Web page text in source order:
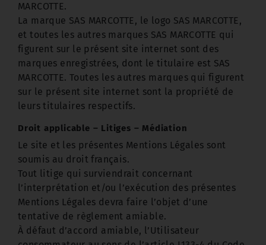
MARCOTTE.
La marque SAS MARCOTTE, le logo SAS MARCOTTE,
et toutes les autres marques SAS MARCOTTE qui
figurent sur le présent site internet sont des
marques enregistrées, dont le titulaire est SAS
MARCOTTE. Toutes les autres marques qui figurent
sur le présent site internet sont la propriété de
leurs titulaires respectifs.
Droit applicable – Litiges – Médiation
Le site et les présentes Mentions Légales sont
soumis au droit français.
Tout litige qui surviendrait concernant
l’interprétation et/ou l’exécution des présentes
Mentions Légales devra faire l’objet d’une
tentative de règlement amiable.
À défaut d’accord amiable, l’Utilisateur